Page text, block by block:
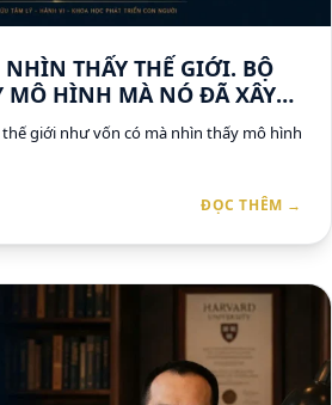
THẤY THẾ GIỚI. BỘ
MÔ HÌNH MÀ NÓ ĐÃ XÂY
giới như vốn có mà nhìn thấy mô hình
ĐỌC THÊM →